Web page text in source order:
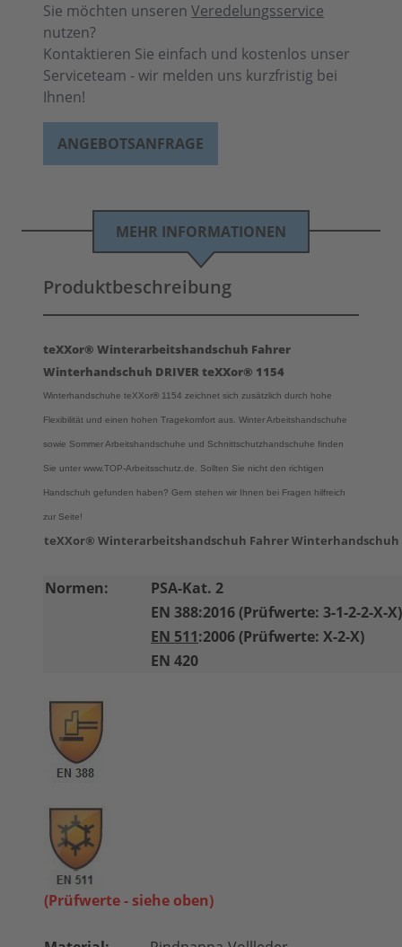
Sie möchten unseren Veredelungsservice
nutzen?
Kontaktieren Sie einfach und kostenlos unser
Serviceteam - wir melden uns kurzfristig bei
Ihnen!
ANGEBOTSANFRAGE
MEHR INFORMATIONEN
Produktbeschreibung
teXXor® Winterarbeitshandschuh Fahrer
Winterhandschuh DRIVER teXXor® 1154
Winterhandschuhe teXXor® 1154 zeichnet sich zusätzlich durch hohe
Flexibilität und einen hohen Tragekomfort aus. Winter Arbeitshandschuhe
sowie Sommer Arbeitshandschuhe und Schnittschutzhandschuhe finden
Sie unter www.TOP-Arbeitsschutz.de. Sollten Sie nicht den richtigen
Handschuh gefunden haben? Gern stehen wir Ihnen bei Fragen hilfreich
zur Seite!
teXXor® Winterarbeitshandschuh Fahrer Winterhandschuh
Normen:
PSA-Kat. 2
EN 388:2016 (Prüfwerte: 3-1-2-2-X-X)
EN 511:2006 (Prüfwerte: X-2-X)
EN 420
(Prüfwerte - siehe oben)